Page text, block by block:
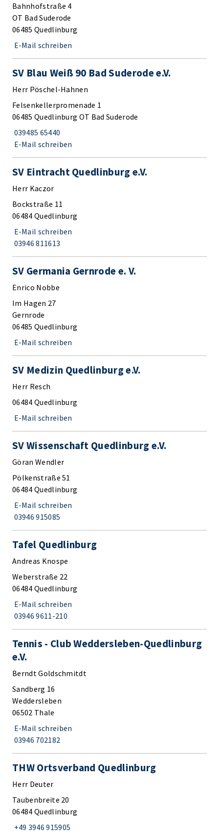
Bahnhofstraße 4
OT Bad Suderode
06485 Quedlinburg
E-Mail schreiben
SV Blau Weiß 90 Bad Suderode e.V.
Herr Pöschel-Hahnen
Felsenkellerpromenade 1
06485 Quedlinburg OT Bad Suderode
039485 65440
E-Mail schreiben
SV Eintracht Quedlinburg e.V.
Herr Kaczor
Bockstraße 11
06484 Quedlinburg
E-Mail schreiben
03946 811613
SV Germania Gernrode e. V.
Enrico Nobbe
Im Hagen 27
Gernrode
06485 Quedlinburg
E-Mail schreiben
SV Medizin Quedlinburg e.V.
Herr Resch
06484 Quedlinburg
E-Mail schreiben
SV Wissenschaft Quedlinburg e.V.
Göran Wendler
Pölkenstraße 51
06484 Quedlinburg
E-Mail schreiben
03946 915085
Tafel Quedlinburg
Andreas Knospe
Weberstraße 22
06484 Quedlinburg
E-Mail schreiben
03946 9611-210
Tennis - Club Weddersleben-Quedlinburg
e.V.
Berndt Goldschmitdt
Sandberg 16
Weddersleben
06502 Thale
E-Mail schreiben
03946 702182
THW Ortsverband Quedlinburg
Herr Deuter
Taubenbreite 20
06484 Quedlinburg
+49 3946 915905